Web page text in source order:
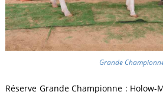
Grande
Réserve Grande Championne : Holow-